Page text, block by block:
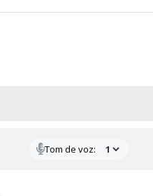
Tom de voz: